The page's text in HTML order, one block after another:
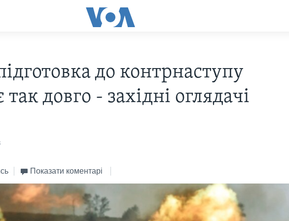
до контрнаступу
так довго - західні оглядачі
Показати коментарі